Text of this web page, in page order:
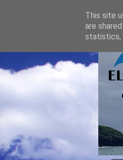
This site
are
statistics,